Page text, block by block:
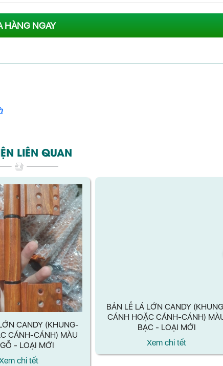
HÀNG NGAY
LIÊN QUAN
CANDY (KHUNG-
CÁNH-CÁNH) MÀU
- LOẠI MỚI
chi tết
BẢN LỀ LÁ LỚN CANDY (KHUNG-
CÁNH HOẶC CÁNH-CÁNH) MÀU
BẠC - LOẠI MỚI